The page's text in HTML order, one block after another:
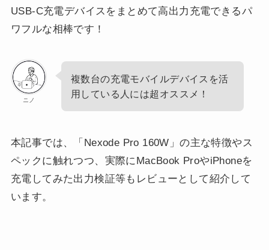
USB-C充電デバイスをまとめて高出力充電できるパ
ワフルな相棒です！
ニノ
複数台の充電モバイルデバイスを活
用している人には超オススメ！
本記事では、「Nexode Pro 160W」の主な特徴やス
ペックに触れつつ、実際にMacBook ProやiPhoneを
充電してみた出力検証等もレビューとして紹介して
います。